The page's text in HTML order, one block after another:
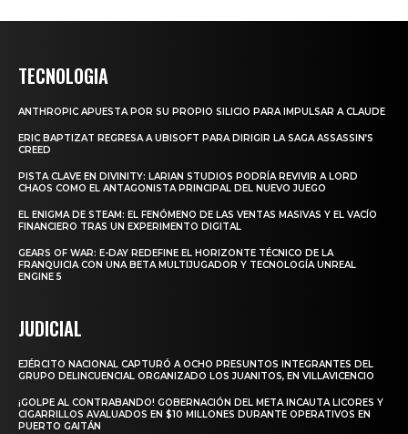
TECNOLOGIA
ANTHROPIC APUESTA POR SU PROPIO SILICIO PARA IMPULSAR A CLAUDE
ERIC BAPTIZAT REGRESA A UBISOFT PARA DIRIGIR LA SAGA ASSASSIN’S
CREED
PISTA CLAVE EN DIVINITY: LARIAN STUDIOS PODRÍA REVIVIR A LORD
CHAOS COMO EL ANTAGONISTA PRINCIPAL DEL NUEVO JUEGO
EL ENIGMA DE STEAM: EL FENÓMENO DE LAS VENTAS MASIVAS Y EL VACÍO
FINANCIERO TRAS UN EXPERIMENTO DIGITAL
GEARS OF WAR: E-DAY REDEFINE EL HORIZONTE TÉCNICO DE LA
FRANQUICIA CON UNA BETA MULTIJUGADOR Y TECNOLOGÍA UNREAL
ENGINE 5
JUDICIAL
EJÉRCITO NACIONAL CAPTURÓ A OCHO PRESUNTOS INTEGRANTES DEL
GRUPO DELINCUENCIAL ORGANIZADO LOS JUANITOS, EN VILLAVICENCIO
¡GOLPE AL CONTRABANDO! GOBERNACIÓN DEL META INCAUTA LICORES Y
CIGARRILLOS AVALUADOS EN $10 MILLONES DURANTE OPERATIVOS EN
PUERTO GAITÁN